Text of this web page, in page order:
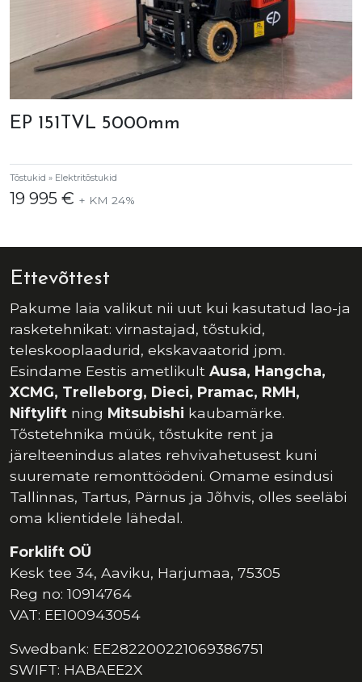
EP 151TVL 5000mm
Tõstukid » Elektritõstukid
19 995 € + KM 24%
Ettevõttest
Pakume laia valikut nii uut kui kasutatud lao-ja
rasketehnikat: virnastajad, tõstukid,
teleskooplaadurid, ekskavaatorid jpm.
Esindame Eestis ametlikult Ausa, Hangcha,
XCMG, Trelleborg, Dieci, Pramac, RMH,
Niftylift ning Mitsubishi kaubamärke.
Tõstetehnika müük, tõstukite rent ja
järelteenindus alates rehvivahetusest kuni
suuremate remonttöödeni. Omame esindusi
Tallinnas, Tartus, Pärnus ja Jõhvis, olles seeläbi
oma klientidele lähedal.
Forklift OÜ
Kesk tee 34, Aaviku, Harjumaa, 75305
Reg no: 10914764
VAT: EE100943054
Swedbank: EE282200221069386751
SWIFT: HABAEE2X